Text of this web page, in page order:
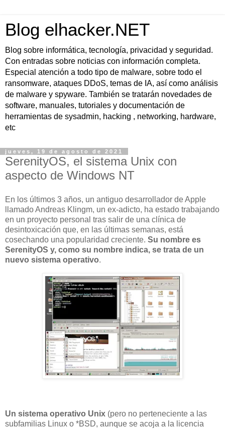
Blog elhacker.NET
Blog sobre informática, tecnología, privacidad y seguridad.
Con entradas sobre noticias con información completa.
Especial atención a todo tipo de malware, sobre todo el
ransomware, ataques DDoS, temas de IA, así como análisis
de malware y spyware. También se tratarán novedades de
software, manuales, tutoriales y documentación de
herramientas de sysadmin, hacking , networking, hardware,
etc
jueves, 19 de agosto de 2021
SerenityOS, el sistema Unix con
aspecto de Windows NT
En los últimos 3 años, un antiguo desarrollador de Apple
llamado Andreas Klingm, un ex-adicto, ha estado trabajando
en un proyecto personal tras salir de una clínica de
desintoxicación que, en las últimas semanas, está
cosechando una popularidad creciente. Su nombre es
SerenityOS y, como su nombre indica, se trata de un
nuevo sistema operativo.
Un sistema operativo Unix (pero no perteneciente a las
subfamilias Linux o *BSD, aunque se acoja a la licencia